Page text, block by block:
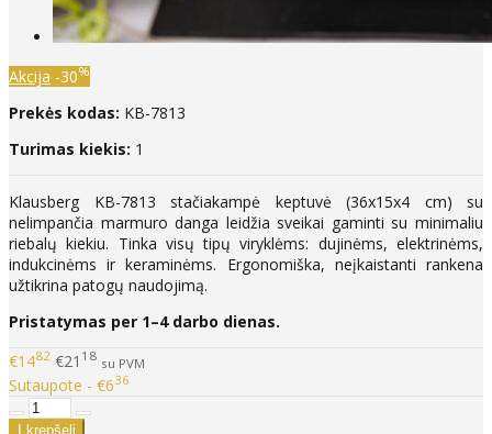
Akcija -30%
Prekės kodas: KB-7813
Turimas kiekis: 1
Klausberg KB-7813 stačiakampė keptuvė (36x15x4 cm) su
nelimpančia marmuro danga leidžia sveikai gaminti su minimaliu
riebalų kiekiu. Tinka visų tipų viryklėms: dujinėms, elektrinėms,
indukcinėms ir keraminėms. Ergonomiška, neįkaistanti rankena
užtikrina patogų naudojimą.
Pristatymas per 1–4 darbo dienas.
€1482 €21 18 su PVM
Sutaupote - €636